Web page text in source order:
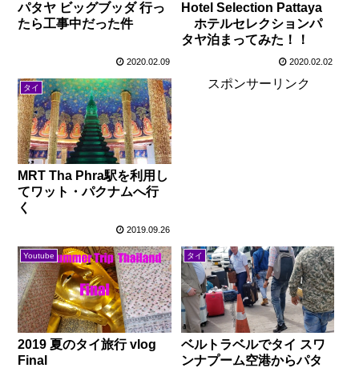
パタヤ ビッグブッダ 行っ
たら工事中だった件
2020.02.09
Hotel Selection Pattaya
ホテルセレクションパ
タヤ泊まってみた！！
2020.02.02
タイ
MRT Tha Phra駅を利用し
てワット・パクナムへ行
く
2019.09.26
スポンサーリンク
Youtube
2019 夏のタイ旅行 vlog
Final
タイ
ベルトラベルでタイ スワ
ンナプーム空港からパタ